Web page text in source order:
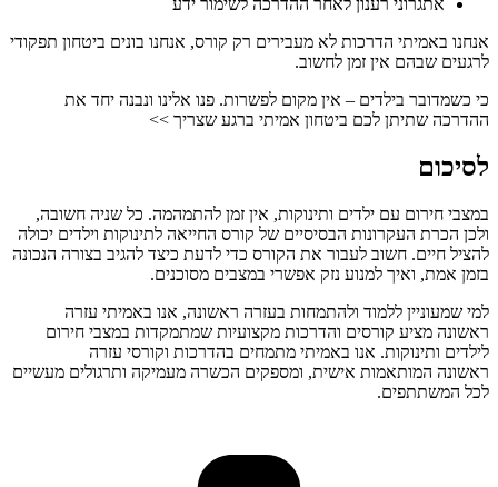
אתגרוני רענון לאחר ההדרכה לשימור ידע
אנחנו באמיתי הדרכות לא מעבירים רק קורס, אנחנו בונים ביטחון תפקודי
לרגעים שבהם אין זמן לחשוב.
כי כשמדובר בילדים – אין מקום לפשרות. פנו אלינו ונבנה יחד את
ההדרכה שתיתן לכם ביטחון אמיתי ברגע שצריך >>
לסיכום
במצבי חירום עם ילדים ותינוקות, אין זמן להתמהמה. כל שניה חשובה,
ולכן הכרת העקרונות הבסיסיים של קורס החייאה לתינוקות וילדים יכולה
להציל חיים. חשוב לעבור את הקורס כדי לדעת כיצד להגיב בצורה הנכונה
בזמן אמת, ואיך למנוע נזק אפשרי במצבים מסוכנים.
למי שמעוניין ללמוד ולהתמחות בעזרה ראשונה, אנו באמיתי עזרה
ראשונה מציע קורסים והדרכות מקצועיות שמתמקדות במצבי חירום
לילדים ותינוקות. אנו באמיתי מתמחים בהדרכות וקורסי עזרה
ראשונה המותאמות אישית, ומספקים הכשרה מעמיקה ותרגולים מעשיים
לכל המשתתפים.